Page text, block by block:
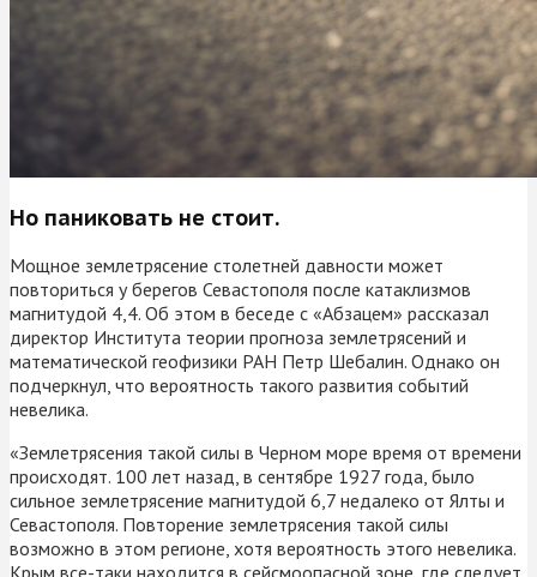
Но паниковать не стоит.
Мощное землетрясение столетней давности может
повториться у берегов Севастополя после катаклизмов
магнитудой 4,4. Об этом в беседе с «Абзацем» рассказал
директор Института теории прогноза землетрясений и
математической геофизики РАН Петр Шебалин. Однако он
подчеркнул, что вероятность такого развития событий
невелика.
«Землетрясения такой силы в Черном море время от времени
происходят. 100 лет назад, в сентябре 1927 года, было
сильное землетрясение магнитудой 6,7 недалеко от Ялты и
Севастополя. Повторение землетрясения такой силы
возможно в этом регионе, хотя вероятность этого невелика.
Крым все-таки находится в сейсмоопасной зоне, где следует